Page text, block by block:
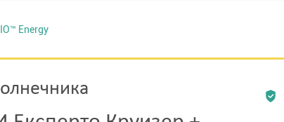
Energy